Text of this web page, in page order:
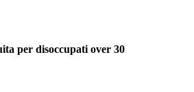
per disoccupati over 30